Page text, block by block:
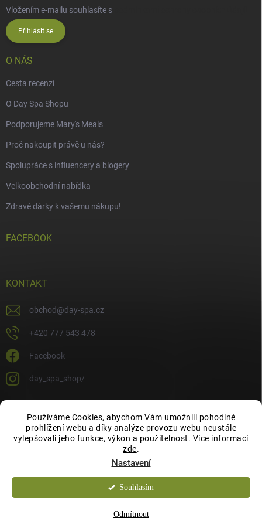
Používáme Cookies, abychom Vám umožnili pohodlné
prohlížení webu a díky analýze provozu webu neustále
vylepšovali jeho funkce, výkon a použitelnost. Více informací
zde.
Nastavení
Odmítnout
Souhlasím
Vložením e-mailu souhlasíte s
Přihlásit se
O NÁS
Cesta recenzí
O Day Spa Shopu
Podporujeme Mary's Meals
Proč nakoupit právě u nás?
Spolupráce s influencery a blogery
Velkoobchodní nabídka
Zdravé dárky k vašemu nákupu!
FACEBOOK
KONTAKT
obchod@day-spa.cz
+420 777 543 478
Facebook
day_spa_shop/
OCHRANA OSOBNÍCH ÚDAJŮ